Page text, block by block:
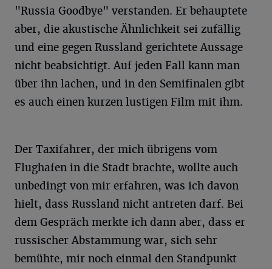
"Russia Goodbye" verstanden. Er behauptete
aber, die akustische Ähnlichkeit sei zufällig
und eine gegen Russland gerichtete Aussage
nicht beabsichtigt. Auf jeden Fall kann man
über ihn lachen, und in den Semifinalen gibt
es auch einen kurzen lustigen Film mit ihm.
Der Taxifahrer, der mich übrigens vom
Flughafen in die Stadt brachte, wollte auch
unbedingt von mir erfahren, was ich davon
hielt, dass Russland nicht antreten darf. Bei
dem Gespräch merkte ich dann aber, dass er
russischer Abstammung war, sich sehr
bemühte, mir noch einmal den Standpunkt